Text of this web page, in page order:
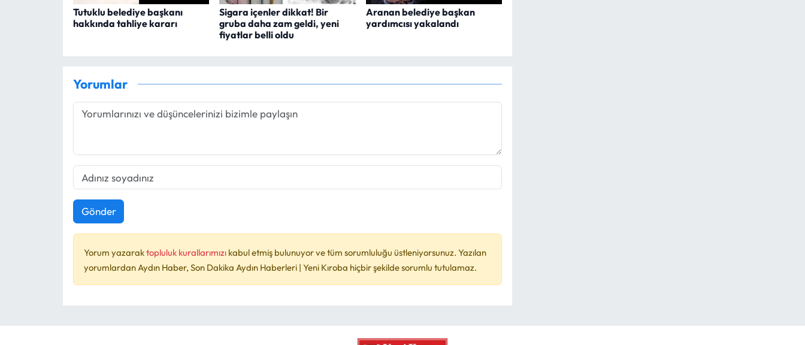
Tutuklu belediye başkanı
hakkında tahliye kararı
Sigara içenler dikkat! Bir
gruba daha zam geldi, yeni
fiyatlar belli oldu
Aranan belediye başkan
yardımcısı yakalandı
Yorumlar
Gönder
Yorum yazaraktopluluk kurallarımızı kabul etmiş bulunuyor ve tüm sorumluluğu üstleniyorsunuz. Yazılan
yorumlardan Aydın Haber, Son Dakika Aydın Haberleri | Yeni Kıroba hiçbir şekilde sorumlu tutulamaz.